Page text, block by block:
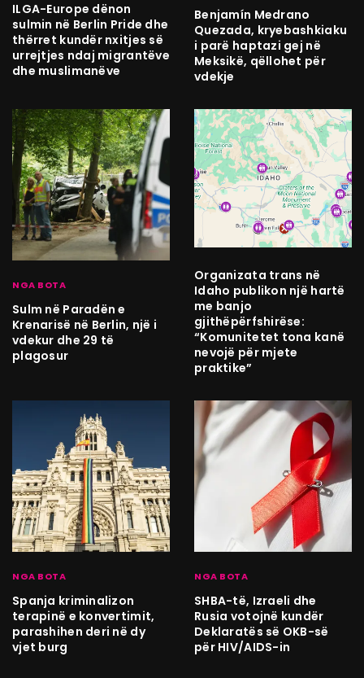
ILGA-Europe dënon
sulmin në Berlin Pride dhe
thërret kundër nxitjes së
urrejtjes ndaj migrantëve
dhe muslimanëve
Benjamín Medrano
Quezada, kryebashkiaku
i parë haptazi gej në
Meksikë, qëllohet për
vdekje
NGA BOTA
Sulm në Paradën e
Krenarisë në Berlin, një i
vdekur dhe 29 të
plagosur
Organizata trans në
Idaho publikon një hartë
me banjo
gjithëpërfshirëse:
“Komunitetet tona kanë
nevojë për mjete
praktike”
NGA BOTA
Spanja kriminalizon
terapinë e konvertimit,
parashihen deri në dy
vjet burg
NGA BOTA
SHBA-të, Izraeli dhe
Rusia votojnë kundër
Deklaratës së OKB-së
për HIV/AIDS-in